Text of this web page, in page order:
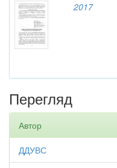
2017
Перегляд
Автор
ДДУВС